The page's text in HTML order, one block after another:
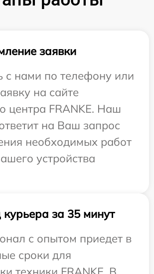
заявки
с нами по телефону или
на сайте
центра FRANKE. Наш
на Ваш запрос
необходимых работ
устройства
за 35 минут
с опытом приедет в
сроки для